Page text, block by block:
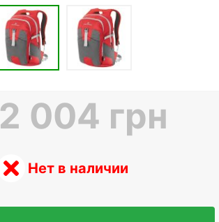
2 004 грн
Нет в наличии